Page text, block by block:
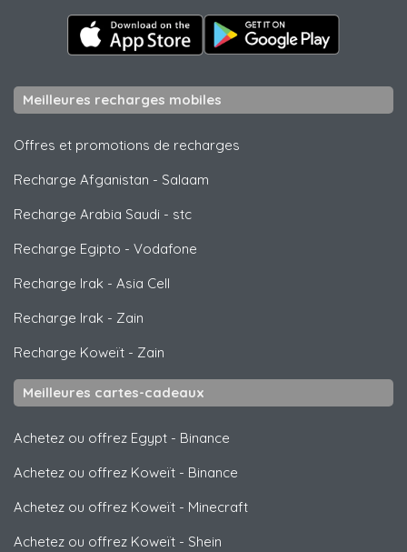
Meilleures recharges mobiles
Offres et promotions de recharges
Recharge Afganistan - Salaam
Recharge Arabia Saudi - stc
Recharge Egipto - Vodafone
Recharge Irak - Asia Cell
Recharge Irak - Zain
Recharge Koweït - Zain
Meilleures cartes-cadeaux
Achetez ou offrez Egypt - Binance
Achetez ou offrez Koweït - Binance
Achetez ou offrez Koweït - Minecraft
Achetez ou offrez Koweït - Shein